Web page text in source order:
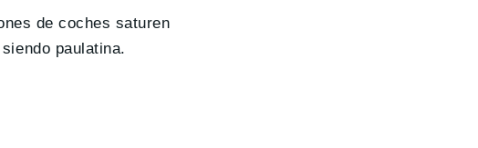
de coches saturen
paulatina.